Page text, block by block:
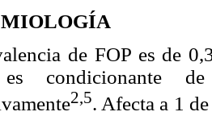
de FOP es de
condicionante
2,5. Afecta a 1